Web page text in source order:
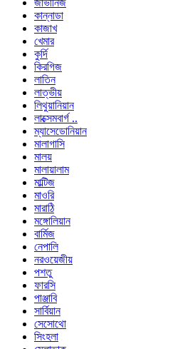
কান্নাডা
কাজাখ
খেমার
কুর্দি
কিরগিজ
লাতিন
লাত্ভীয়
লিথুয়ানিয়ান
লাক্সেমবার্গ ..
ম্যাসেডোনিয়ান
মালাগাসি
মালয়
মালায়ালাম
মাল্টিজ
মাওরি
মারাঠি
মঙ্গোলিয়ান
বার্মিজ
নেপালি
নরওয়েজীয়
পশতু
ফারসি
পাঞ্জাবি
সার্বিয়ান
সেসোথো
সিংহলা